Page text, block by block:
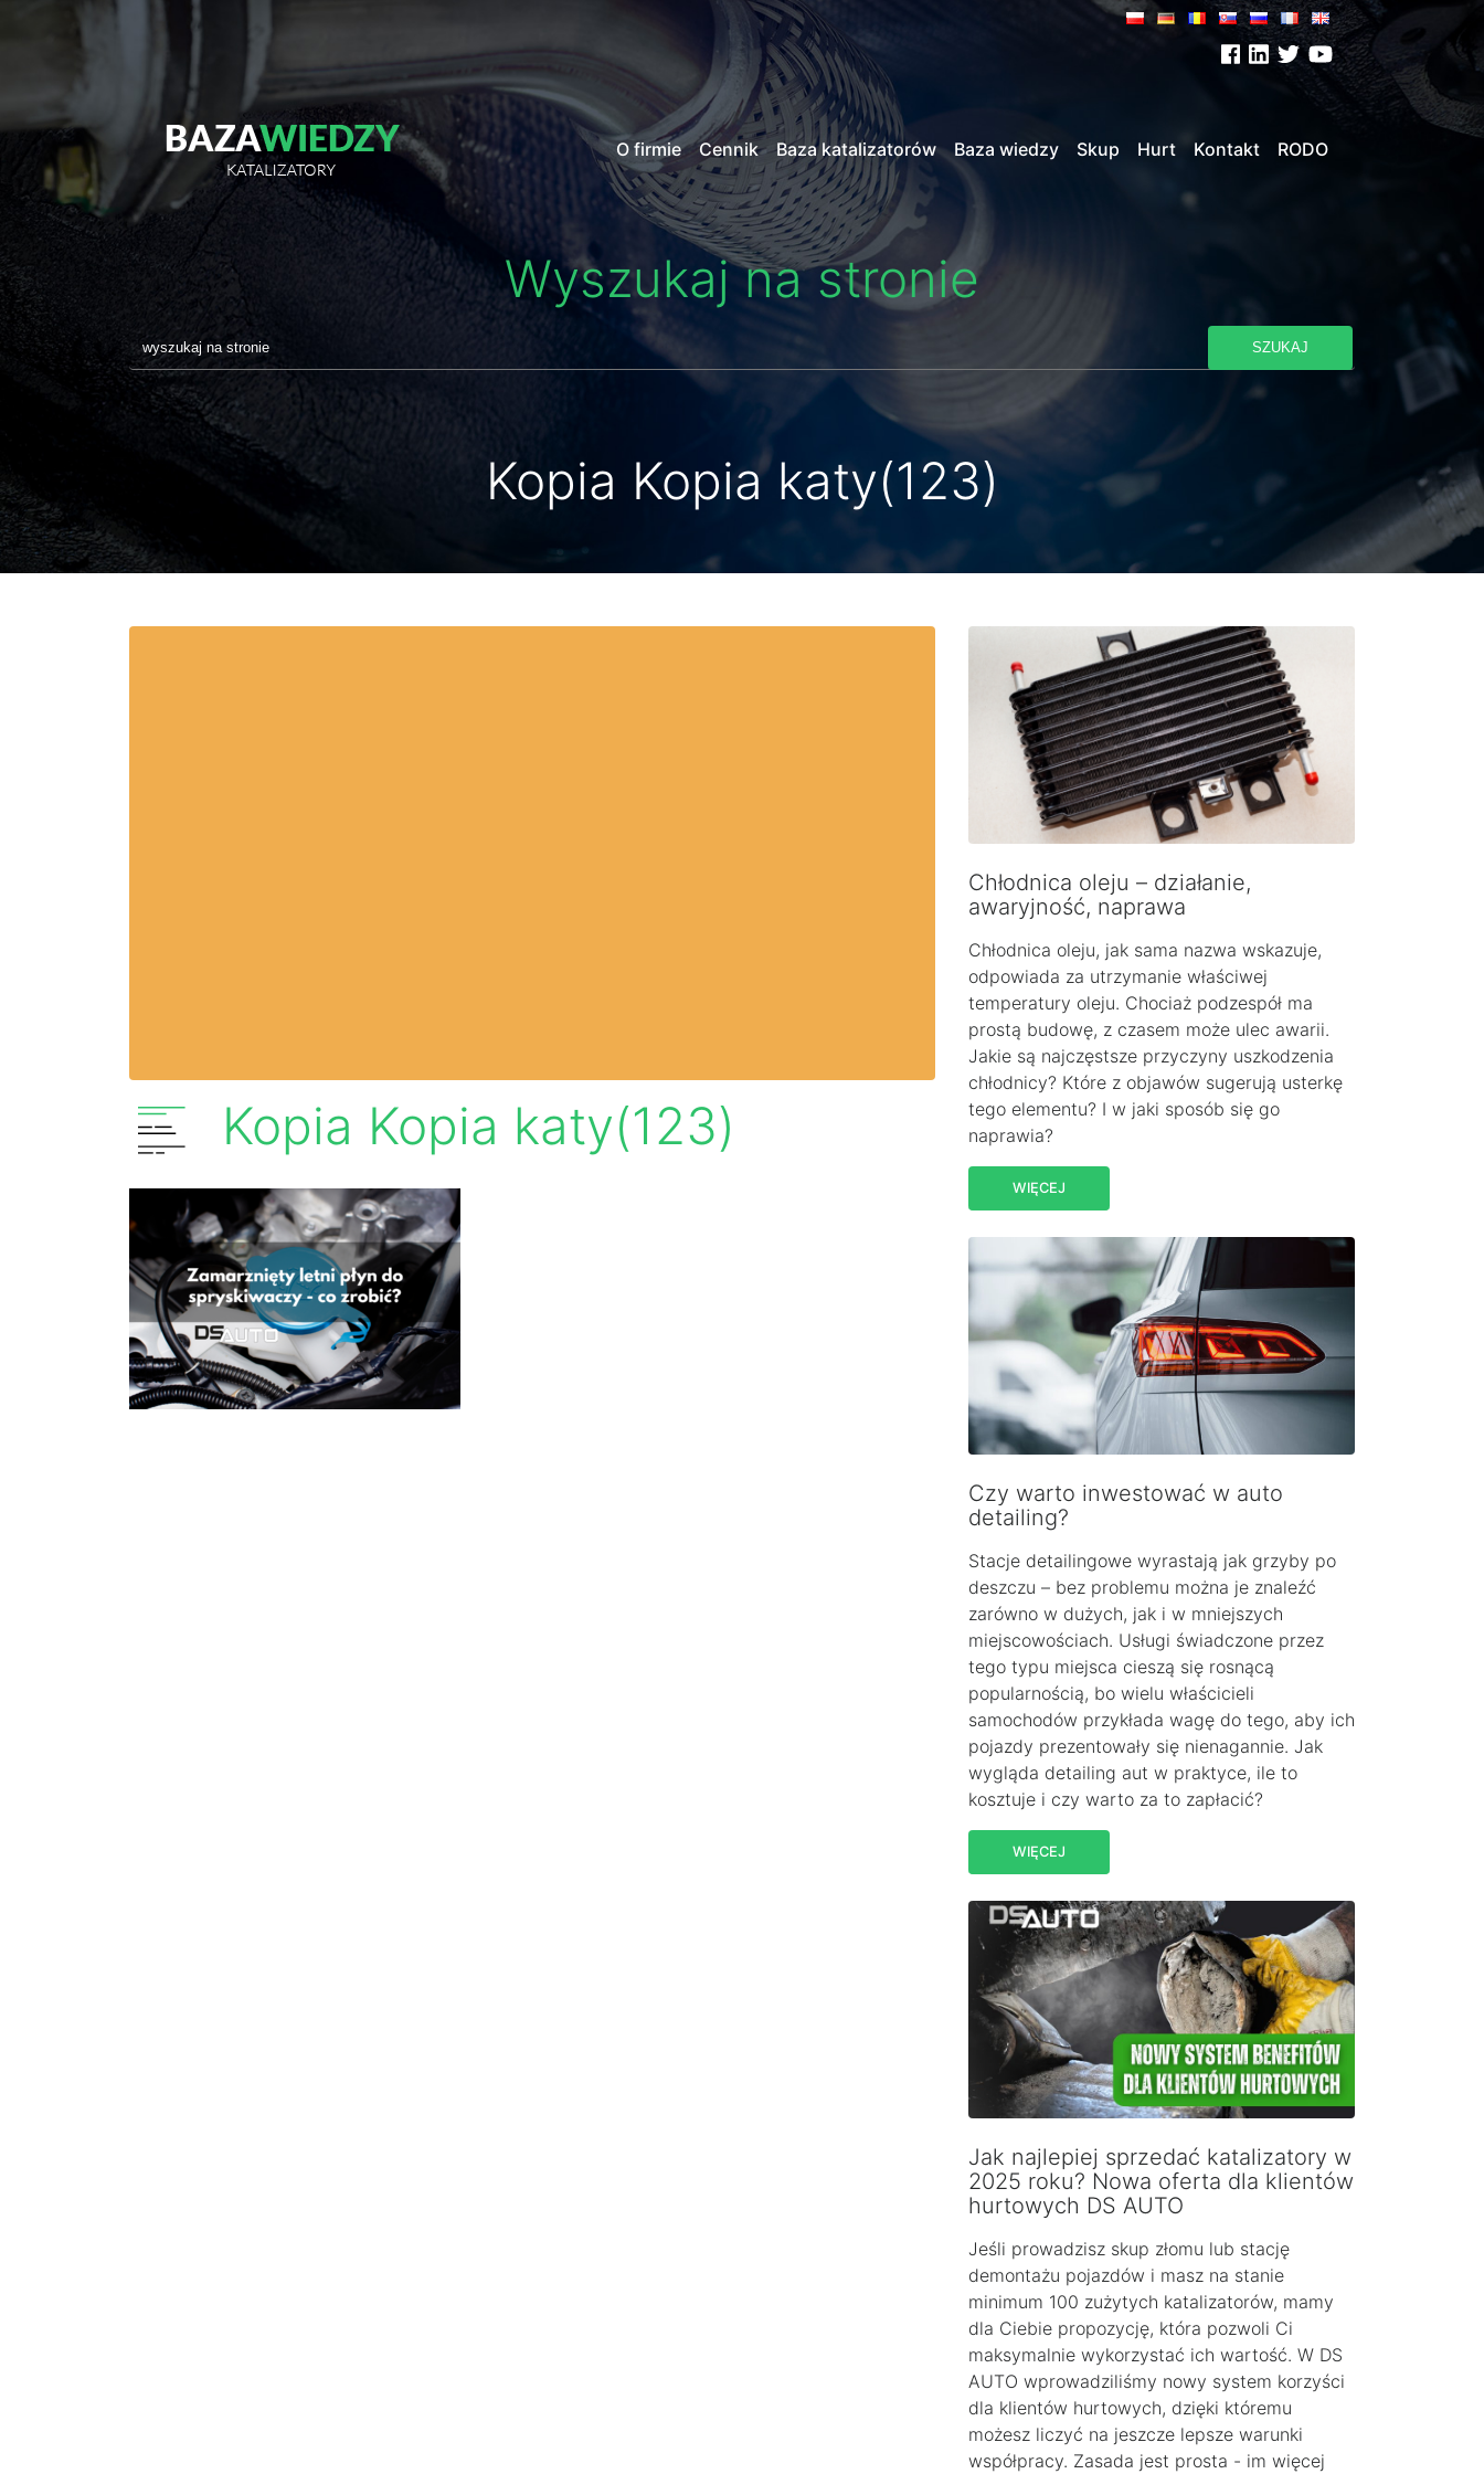
O firmie Cennik Baza katalizatorów Baza wiedzy Skup Hurt Kontakt RODO
Wyszukaj na stronie
SZUKAJ
Kopia Kopia katy(123)
Kopia Kopia katy(123)
Chłodnica oleju – działanie,
awaryjność, naprawa
Chłodnica oleju, jak sama nazwa wskazuje,
odpowiada za utrzymanie właściwej
temperatury oleju. Chociaż podzespół ma
prostą budowę, z czasem może ulec awarii.
Jakie są najczęstsze przyczyny uszkodzenia
chłodnicy? Które z objawów sugerują usterkę
tego elementu? I w jaki sposób się go
naprawia?
WIĘCEJ
Czy warto inwestować w auto
detailing?
Stacje detailingowe wyrastają jak grzyby po
deszczu – bez problemu można je znaleźć
zarówno w dużych, jak i w mniejszych
miejscowościach. Usługi świadczone przez
tego typu miejsca cieszą się rosnącą
popularnością, bo wielu właścicieli
samochodów przykłada wagę do tego, aby ich
pojazdy prezentowały się nienagannie. Jak
wygląda detailing aut w praktyce, ile to
kosztuje i czy warto za to zapłacić?
WIĘCEJ
Jak najlepiej sprzedać katalizatory w
2025 roku? Nowa oferta dla klientów
hurtowych DS AUTO
Jeśli prowadzisz skup złomu lub stację
demontażu pojazdów i masz na stanie
minimum 100 zużytych katalizatorów, mamy
dla Ciebie propozycję, która pozwoli Ci
maksymalnie wykorzystać ich wartość. W DS
AUTO wprowadziliśmy nowy system korzyści
dla klientów hurtowych, dzięki któremu
możesz liczyć na jeszcze lepsze warunki
współpracy. Zasada jest prosta - im więcej